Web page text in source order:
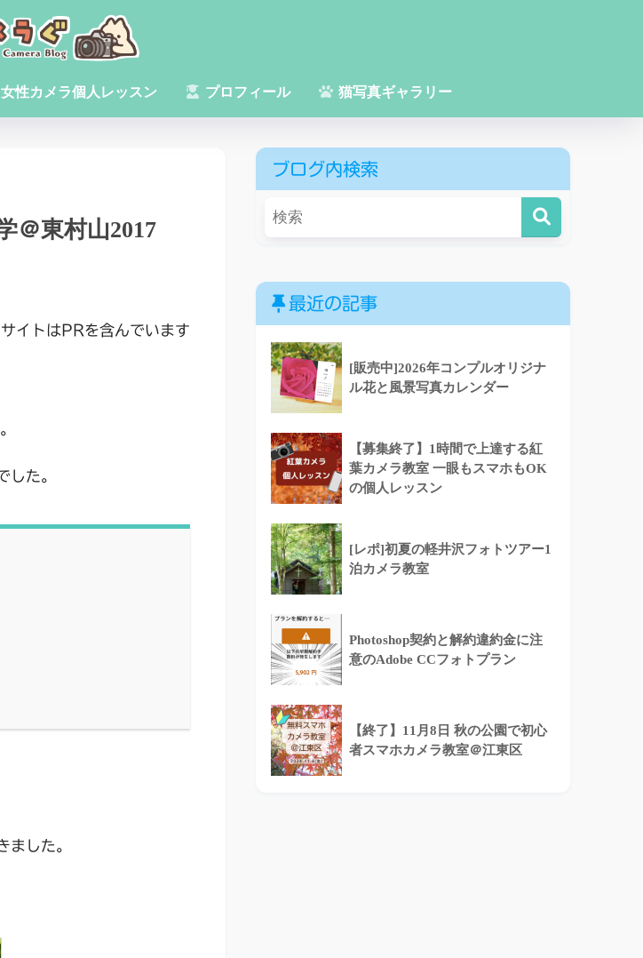
女性カメラ個人レッスン プロフィール 猫写真ギャラリー
＠東村山2017
イトはPRを含んでいます
した。
ました。
ブログ内検索
最近の記事
[販売中]2026年コンプルオリジナ
ル花と風景写真カレンダー
【募集終了】1時間で上達する紅
葉カメラ教室 一眼もスマホもOK
の個人レッスン
[レポ]初夏の軽井沢フォトツアー1
泊カメラ教室
Photoshop契約と解約違約金に注
意のAdobe CCフォトプラン
【終了】11月8日 秋の公園で初心
者スマホカメラ教室＠江東区